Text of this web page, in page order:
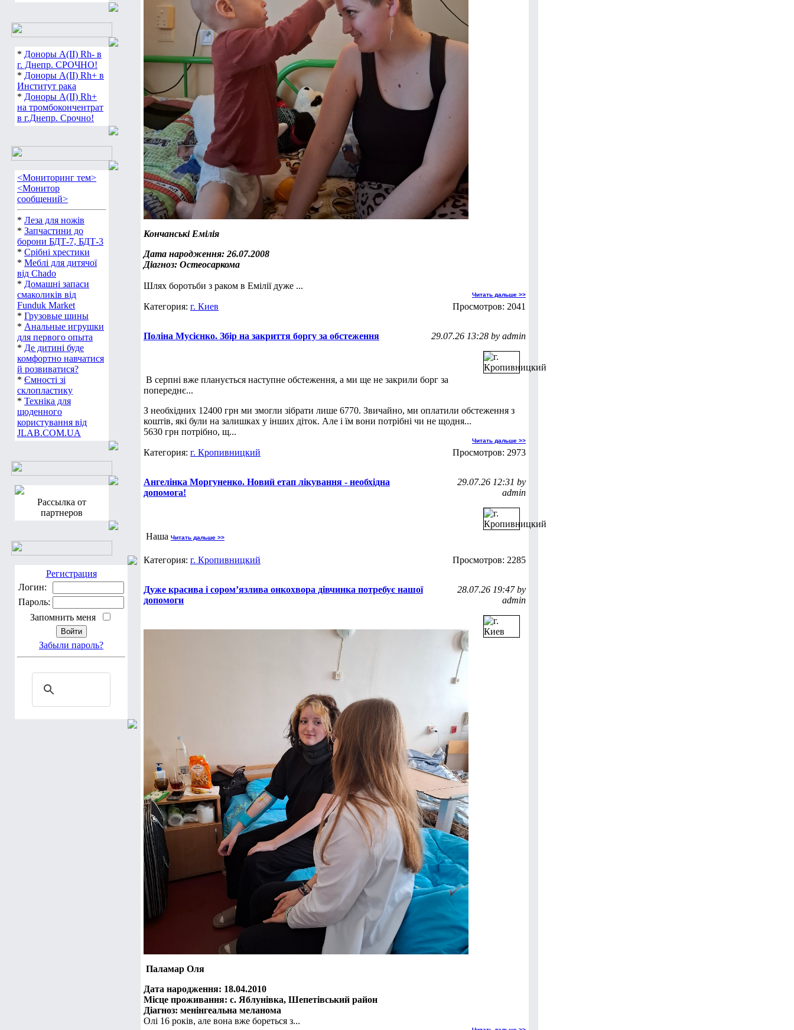
* Доноры А(ІІ) Rh- в
г. Днепр. СРОЧНО!
* Доноры А(ІІ) Rh+ в
Институт рака
* Доноры А(ІІ) Rh+
на тромбокончентрат
в г.Днепр. Срочно!
<Мониторинг тем>
<Монитор
сообщений>
* Леза для ножів
* Запчастини до
борони БДТ-7, БДТ-3
* Срібні хрестики
* Меблі для дитячої
від Chado
* Домашні запаси
смаколиків від
Funduk Market
* Грузовые шины
* Анальные игрушки
для первого опыта
* Де дитині буде
комфортно навчатися
й розвиватися?
* Ємності зі
склопластику
* Техніка для
щоденного
користування від
JLAB.COM.UA
Рассылка от
партнеров
Регистрация
Логин:
Пароль:
Запомнить меня
Забыли пароль?
Кончанські Емілія
Дата народження: 26.07.2008
Діагноз: Остеосаркома
Шлях боротьби з раком в Емілії дуже ...
Читать дальше >>
Категория: г. Киев Просмотров: 2041
Поліна Мусієнко. Збір на закриття боргу за обстеження 29.07.26 13:28 by admin
В серпні вже планується наступне обстеження, а ми ще не закрили борг за
попереднє...
З необхідних 12400 грн ми змогли зібрати лише 6770. Звичайно, ми оплатили обстеження з
коштів, які були на залишках у інших діток. Але і їм вони потрібні чи не щодня...
5630 грн потрібно, щ...
Читать дальше >>
Категория: г. Кропивницкий Просмотров: 2973
Ангелінка Моргуненко. Новий етап лікування - необхідна
допомога!
29.07.26 12:31 by
admin
Наша Читать дальше >>
Категория: г. Кропивницкий Просмотров: 2285
Дуже красива і сором’язлива онкохвора дівчинка потребує нашої
допомоги
28.07.26 19:47 by
admin
Паламар Оля
Дата народження: 18.04.2010
Місце проживання: с. Яблунівка, Шепетівський район
Діагноз: менінгеальна меланома
Олі 16 років, але вона вже бореться з...